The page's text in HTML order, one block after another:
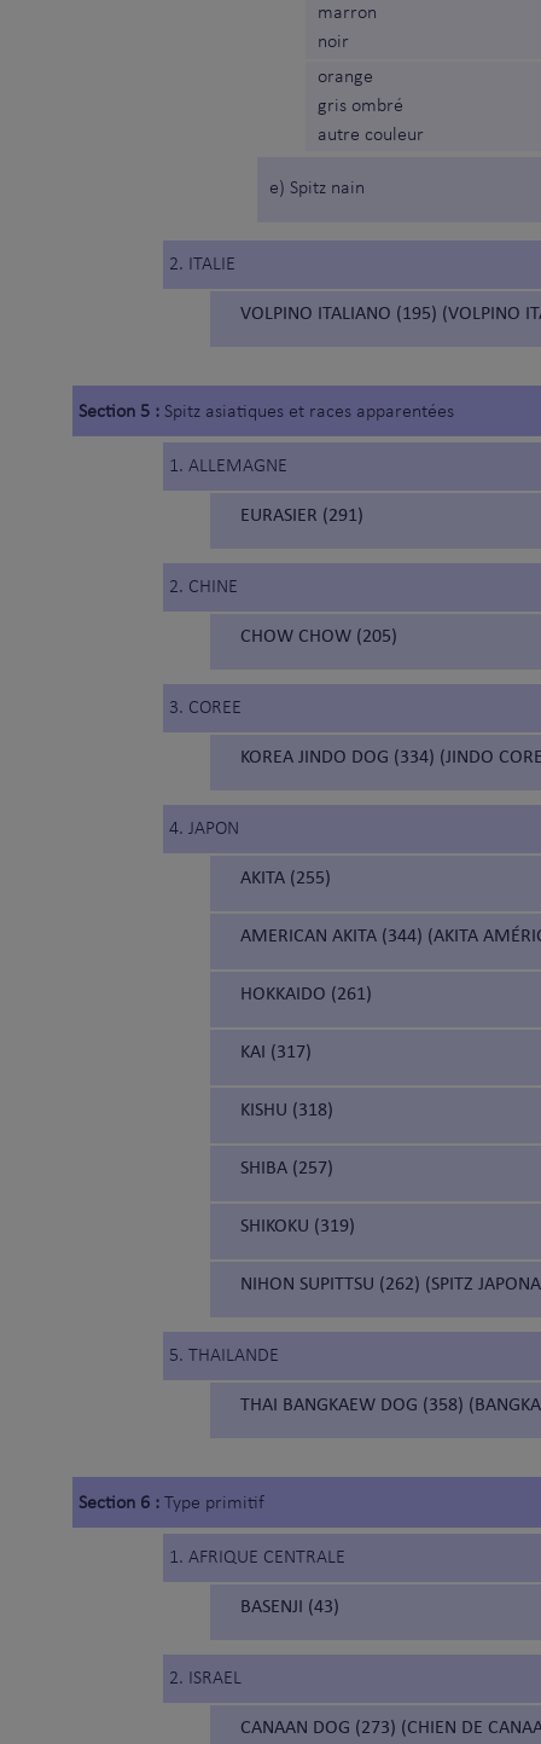
marron
noir
orange
gris ombré
autre couleur
e) Spitz nain
2. ITALIE
VOLPINO ITALIANO (195) (VOLPINO
Section 5 : Spitz asiatiques et races apparentées
1. ALLEMAGNE
EURASIER (291)
2. CHINE
CHOW CHOW (205)
3. COREE
KOREA JINDO DOG (334) (JINDO
4. JAPON
AKITA (255)
AMERICAN AKITA (344) (AKITA
HOKKAIDO (261)
KAI (317)
KISHU (318)
SHIBA (257)
SHIKOKU (319)
NIHON SUPITTSU (262) (SPITZ
5. THAILANDE
THAI BANGKAEW DOG (358)
Section 6 : Type primitif
1. AFRIQUE CENTRALE
BASENJI (43)
2. ISRAEL
CANAAN DOG (273) (CHIEN DE